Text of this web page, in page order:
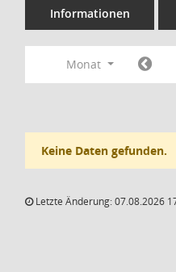
Informationen
Monat
Keine Daten gefunden.
Letzte Änderung: 07.08.2026